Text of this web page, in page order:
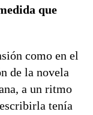
que
como en el
de la novela
a un ritmo
tenía